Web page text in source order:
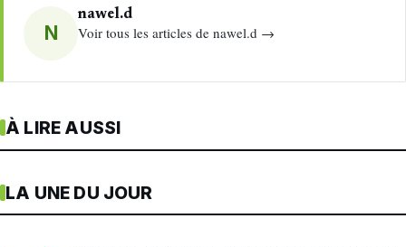
N
nawel.d
Voir tous les articles de nawel.d →
À LIRE AUSSI
LA UNE DU JOUR